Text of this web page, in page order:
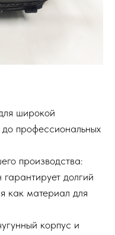
широкой
профессиональных
производства:
долгий
как материал для
корпус и